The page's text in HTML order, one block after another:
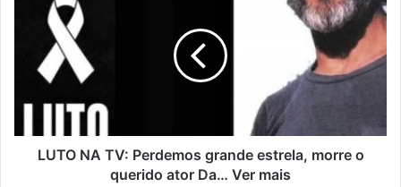
LUTO NA TV: Perdemos grande estrela, morre o
querido ator Da… Ver mais